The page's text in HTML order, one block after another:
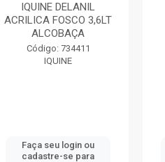
IQUINE DELANIL
ACRILICA FOSCO 3,6LT
ALCOBAÇA
Código: 734411
IQUINE
Faça seu login ou
cadastre-se para